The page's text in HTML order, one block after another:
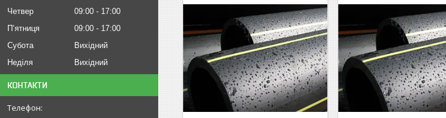
Четвер
09:00
17:00
Пʼятниця
09:00
17:00
Субота
Вихідний
Неділя
Вихідний
КОНТАКТИ